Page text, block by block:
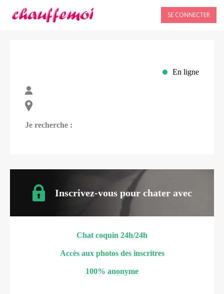
SE CONNECTER
En ligne
Je recherche :
Inscrivez-vous pour chater avec
Chat coquin 24h/24h
Accès aux photos des inscritres
100% anonyme